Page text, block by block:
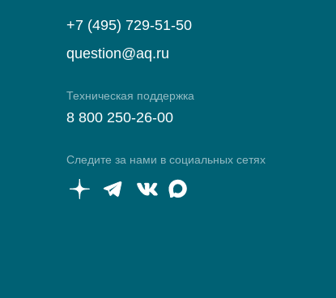
+7 (495) 729-51-50
question@aq.ru
Техническая поддержка
8 800 250-26-00
Следите за нами в социальных сетях